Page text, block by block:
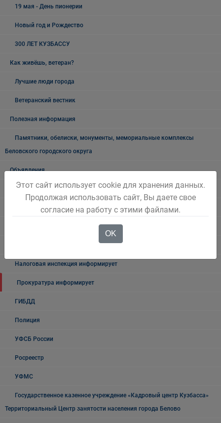
19 мая - День пионерии
Новый год и Рождество
300 ЛЕТ КУЗБАССУ
Как живёшь, ветеран?
Лучшие люди города
Ветеранский вестник
Полезная информация
Памятники, обелиски, монументы, мемориальные комплексы
Беловского городского округа
Объявления
Безопасность на воде
Осторожно мошенники!
Государственные органы и службы информируют
Учреждения Здравоохранения
Налоговая инспекция информирует
Прокуратура информирует
ГИБДД
Полиция
УФСБ России
Росреестр
УФМС
Государственное казенное учреждение «Кадровый центр Кузбасса»
Территориальный Центр занятости населения города Белово
Этот сайт использует cookie для хранения данных.
Продолжая использовать сайт, Вы даете свое
согласие на работу с этими файлами.
OK